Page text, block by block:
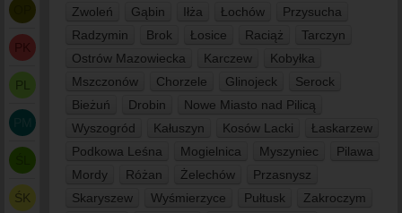
PL
ŚK
Zwoleń
Gąbin Iłża Łochów
Przysucha
Radzymin
Brok Łosice Raciąż
Tarczyn
Ostrów Mazowiecka
Karczew
Kobyłka
Mszczonów
Chorzele Glinojeck
Serock
Bieżuń
Drobin
Nowe Miasto nad Pilicą
Wyszogród
Kałuszyn Kosów Lacki
Łaskarzew
Podkowa Leśna
Mogielnica Myszyniec
Pilawa
Mordy
Różan Żelechów
Przasnysz
Skaryszew
Wyśmierzyce Pułtusk
Zakroczym